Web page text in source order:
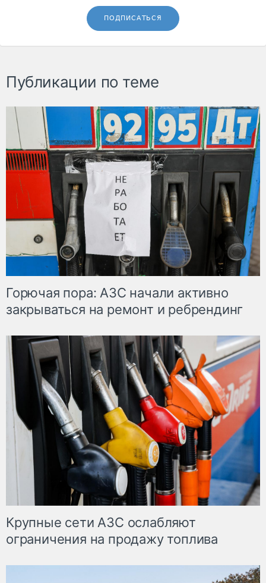
ПОДПИСАТЬСЯ
Публикации по теме
Горючая пора: АЗС начали активно
закрываться на ремонт и ребрендинг
Крупные сети АЗС ослабляют
ограничения на продажу топлива